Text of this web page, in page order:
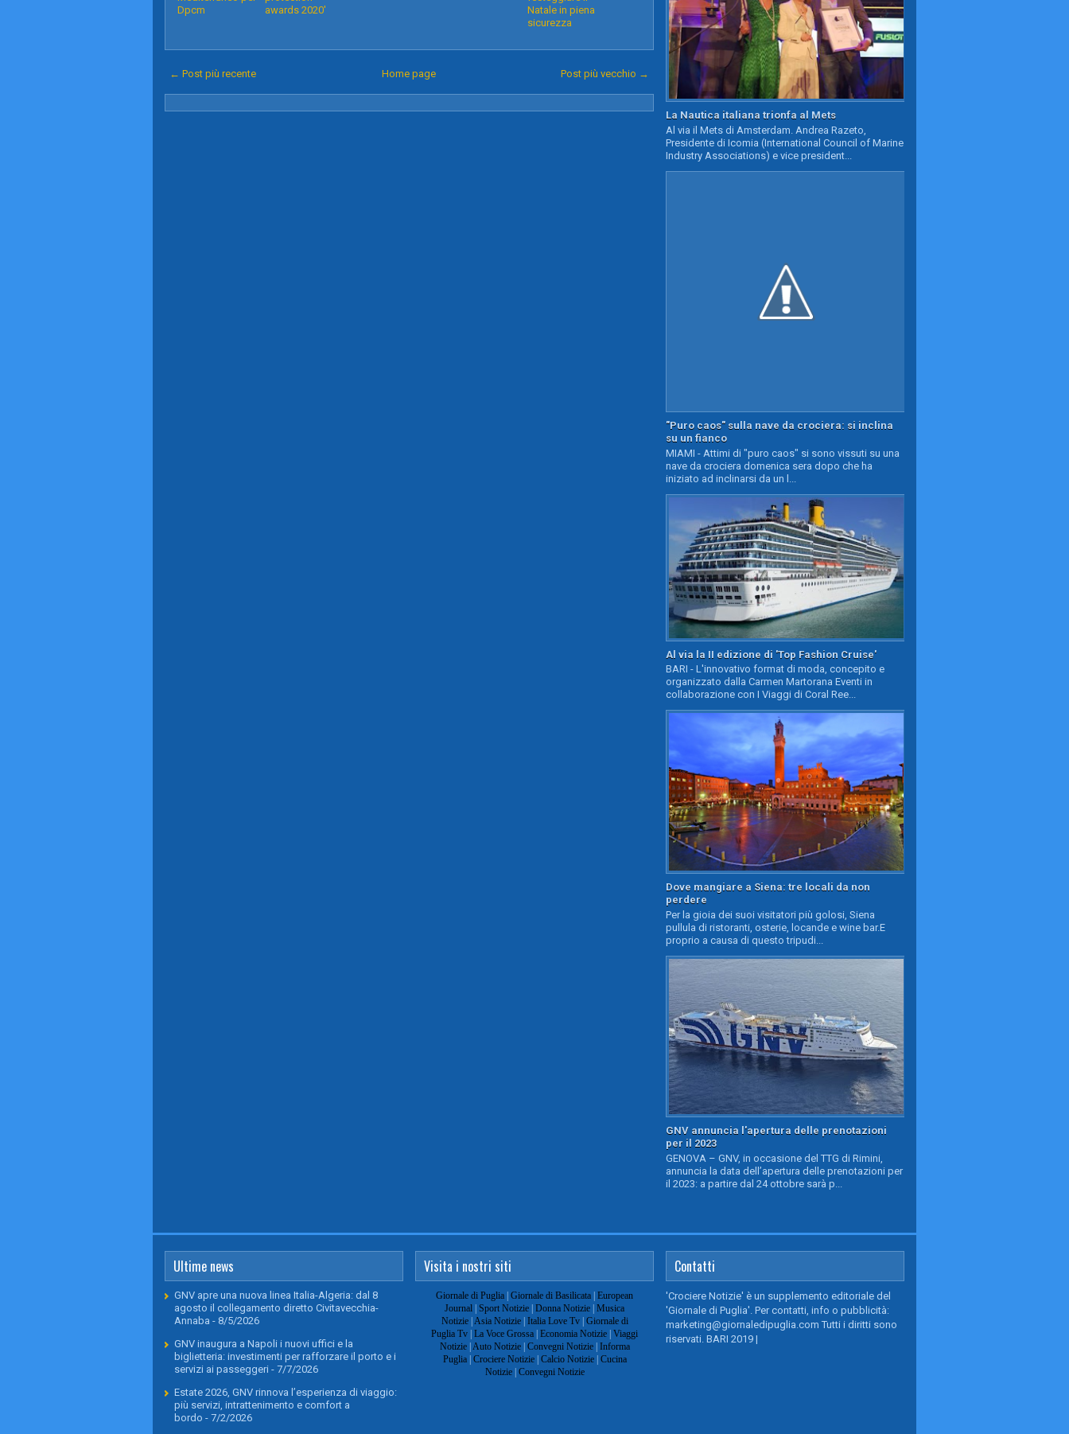
Dpcm
awards 2020'
Natale in piena
sicurezza
← Post più recente Post più vecchio →
Home page
La Nautica italiana trionfa al Mets
Al via il Mets di Amsterdam. Andrea Razeto,
Presidente di Icomia (International Council of Marine
Industry Associations) e vice president...
"Puro caos" sulla nave da crociera: si inclina
su un fianco
MIAMI - Attimi di "puro caos" si sono vissuti su una
nave da crociera domenica sera dopo che ha
iniziato ad inclinarsi da un l...
Al via la II edizione di 'Top Fashion Cruise'
BARI - L'innovativo format di moda, concepito e
organizzato dalla Carmen Martorana Eventi in
collaborazione con I Viaggi di Coral Ree...
Dove mangiare a Siena: tre locali da non
perdere
Per la gioia dei suoi visitatori più golosi, Siena
pullula di ristoranti, osterie, locande e wine bar.E
proprio a causa di questo tripudi...
GNV annuncia l'apertura delle prenotazioni
per il 2023
GENOVA – GNV, in occasione del TTG di Rimini,
annuncia la data dell’apertura delle prenotazioni per
il 2023: a partire dal 24 ottobre sarà p...
Ultime news
GNV apre una nuova linea Italia-Algeria: dal 8
agosto il collegamento diretto Civitavecchia-
Annaba - 8/5/2026
GNV inaugura a Napoli i nuovi uffici e la
biglietteria: investimenti per rafforzare il porto e i
servizi ai passeggeri - 7/7/2026
Estate 2026, GNV rinnova l’esperienza di viaggio:
più servizi, intrattenimento e comfort a
bordo - 7/2/2026
Visita i nostri siti
Giornale di Puglia | Giornale di Basilicata | European
Journal | Sport Notizie | Donna Notizie | Musica
Notizie| Asia Notizie| Italia Love Tv| Giornale di
Puglia Tv | La Voce Grossa | Economia Notizie | Viaggi
Notizie| Auto Notizie| Convegni Notizie| Informa
Puglia| Crociere Notizie| Calcio Notizie| Cucina
Notizie| Convegni Notizie
Contatti
'Crociere Notizie' è un supplemento editoriale del
'Giornale di Puglia'. Per contatti, info o pubblicità:
marketing@giornaledipuglia.com Tutti i diritti sono
riservati. BARI 2019 |